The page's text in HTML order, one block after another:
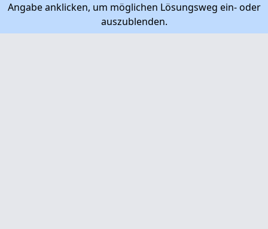
Angabe anklicken, um möglichen Lösungsweg ein- oder
auszublenden.